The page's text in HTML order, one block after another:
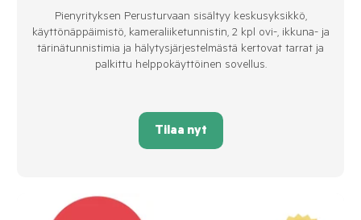
Pienyrityksen Perusturvaan sisältyy keskusyksikkö,
käyttönäppäimistö, kameraliiketunnistin, 2 kpl ovi-, ikkuna- ja
tärinätunnistimia ja hälytysjärjestelmästä kertovat tarrat ja
palkittu helppokäyttöinen sovellus.
Tilaa nyt